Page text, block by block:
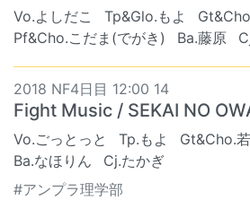
Vo.よしだこ Tp&Glo.もよ
Pf&Cho.こだま(でがき)
Ba.藤原
2018 NF4日目 12:00 14
Fight Music / SEKAI NO
Vo.ごっとっと Tp.もよ Gt&Cho.
Ba.なほりん
Cj.たかぎ
#アンプラ理学部